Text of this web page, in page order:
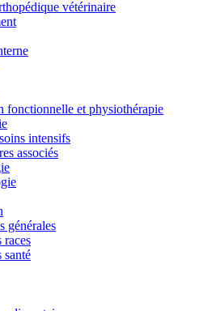
vétérinaire
fonctionnelle et physiothérapie
intensifs
associés
générales
races
santé